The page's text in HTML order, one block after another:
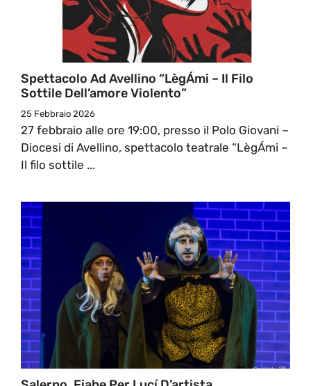
Spettacolo Ad Avellino “LègÁmi – Il Filo
Sottile Dell’amore Violento”
25 Febbraio 2026
27 febbraio alle ore 19:00, presso il Polo Giovani –
Diocesi di Avellino, spettacolo teatrale “LègÁmi –
Il filo sottile ...